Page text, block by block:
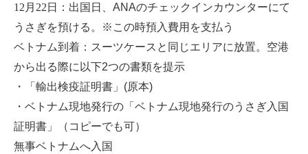
12月22日
：出国日、ANAのチェックインカウンターにて
うさぎを預ける。※この時預入費用を支払う
ベトナム到着：スーツケースと同じエリアに放置。空港
から出る際に以下2つの書類を提示
・「輸出検疫証明書」(原本)
・ベトナム現地発行の「ベトナム現地発行のうさぎ入国
証明書」（コピーでも可）
無事ベトナムへ入国